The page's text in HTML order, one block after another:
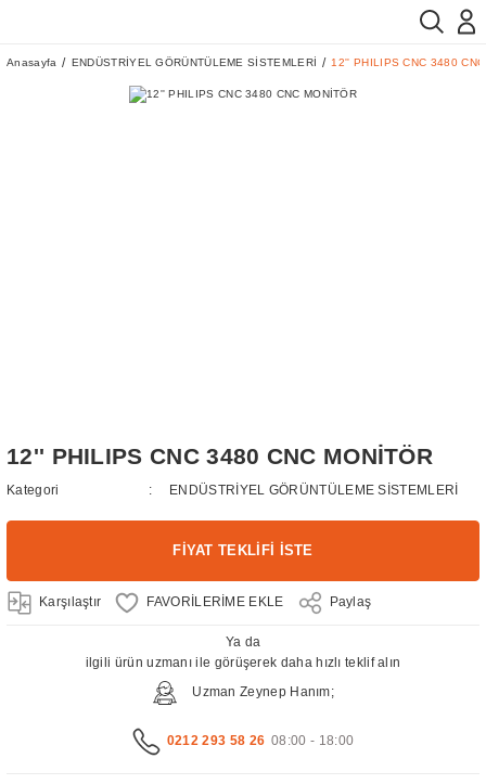
Anasayfa ENDÜSTRİYEL GÖRÜNTÜLEME SİSTEMLERİ 12'' PHILIPS CNC 3480
12'' PHILIPS CNC 3480 CNC MONİTÖR
Kategori ENDÜSTRİYEL GÖRÜNTÜLEME SİSTEMLERİ
FİYAT TEKLİFİ İSTE
Karşılaştır Paylaş
Ya da
ilgili ürün uzmanı ile görüşerek daha hızlı teklif alın
Uzman Zeynep Hanım;
0212 293 58 26 08:00 - 18:00